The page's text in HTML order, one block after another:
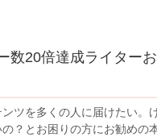
数20倍達成ライター
ツを多くの人に届けたい。
？とお困りの方にお勧めの